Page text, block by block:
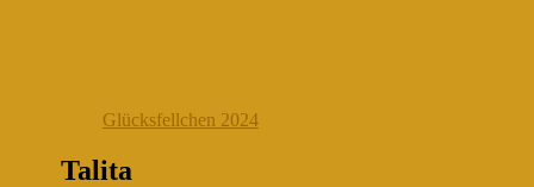
Glücksfellchen 2024
Talita